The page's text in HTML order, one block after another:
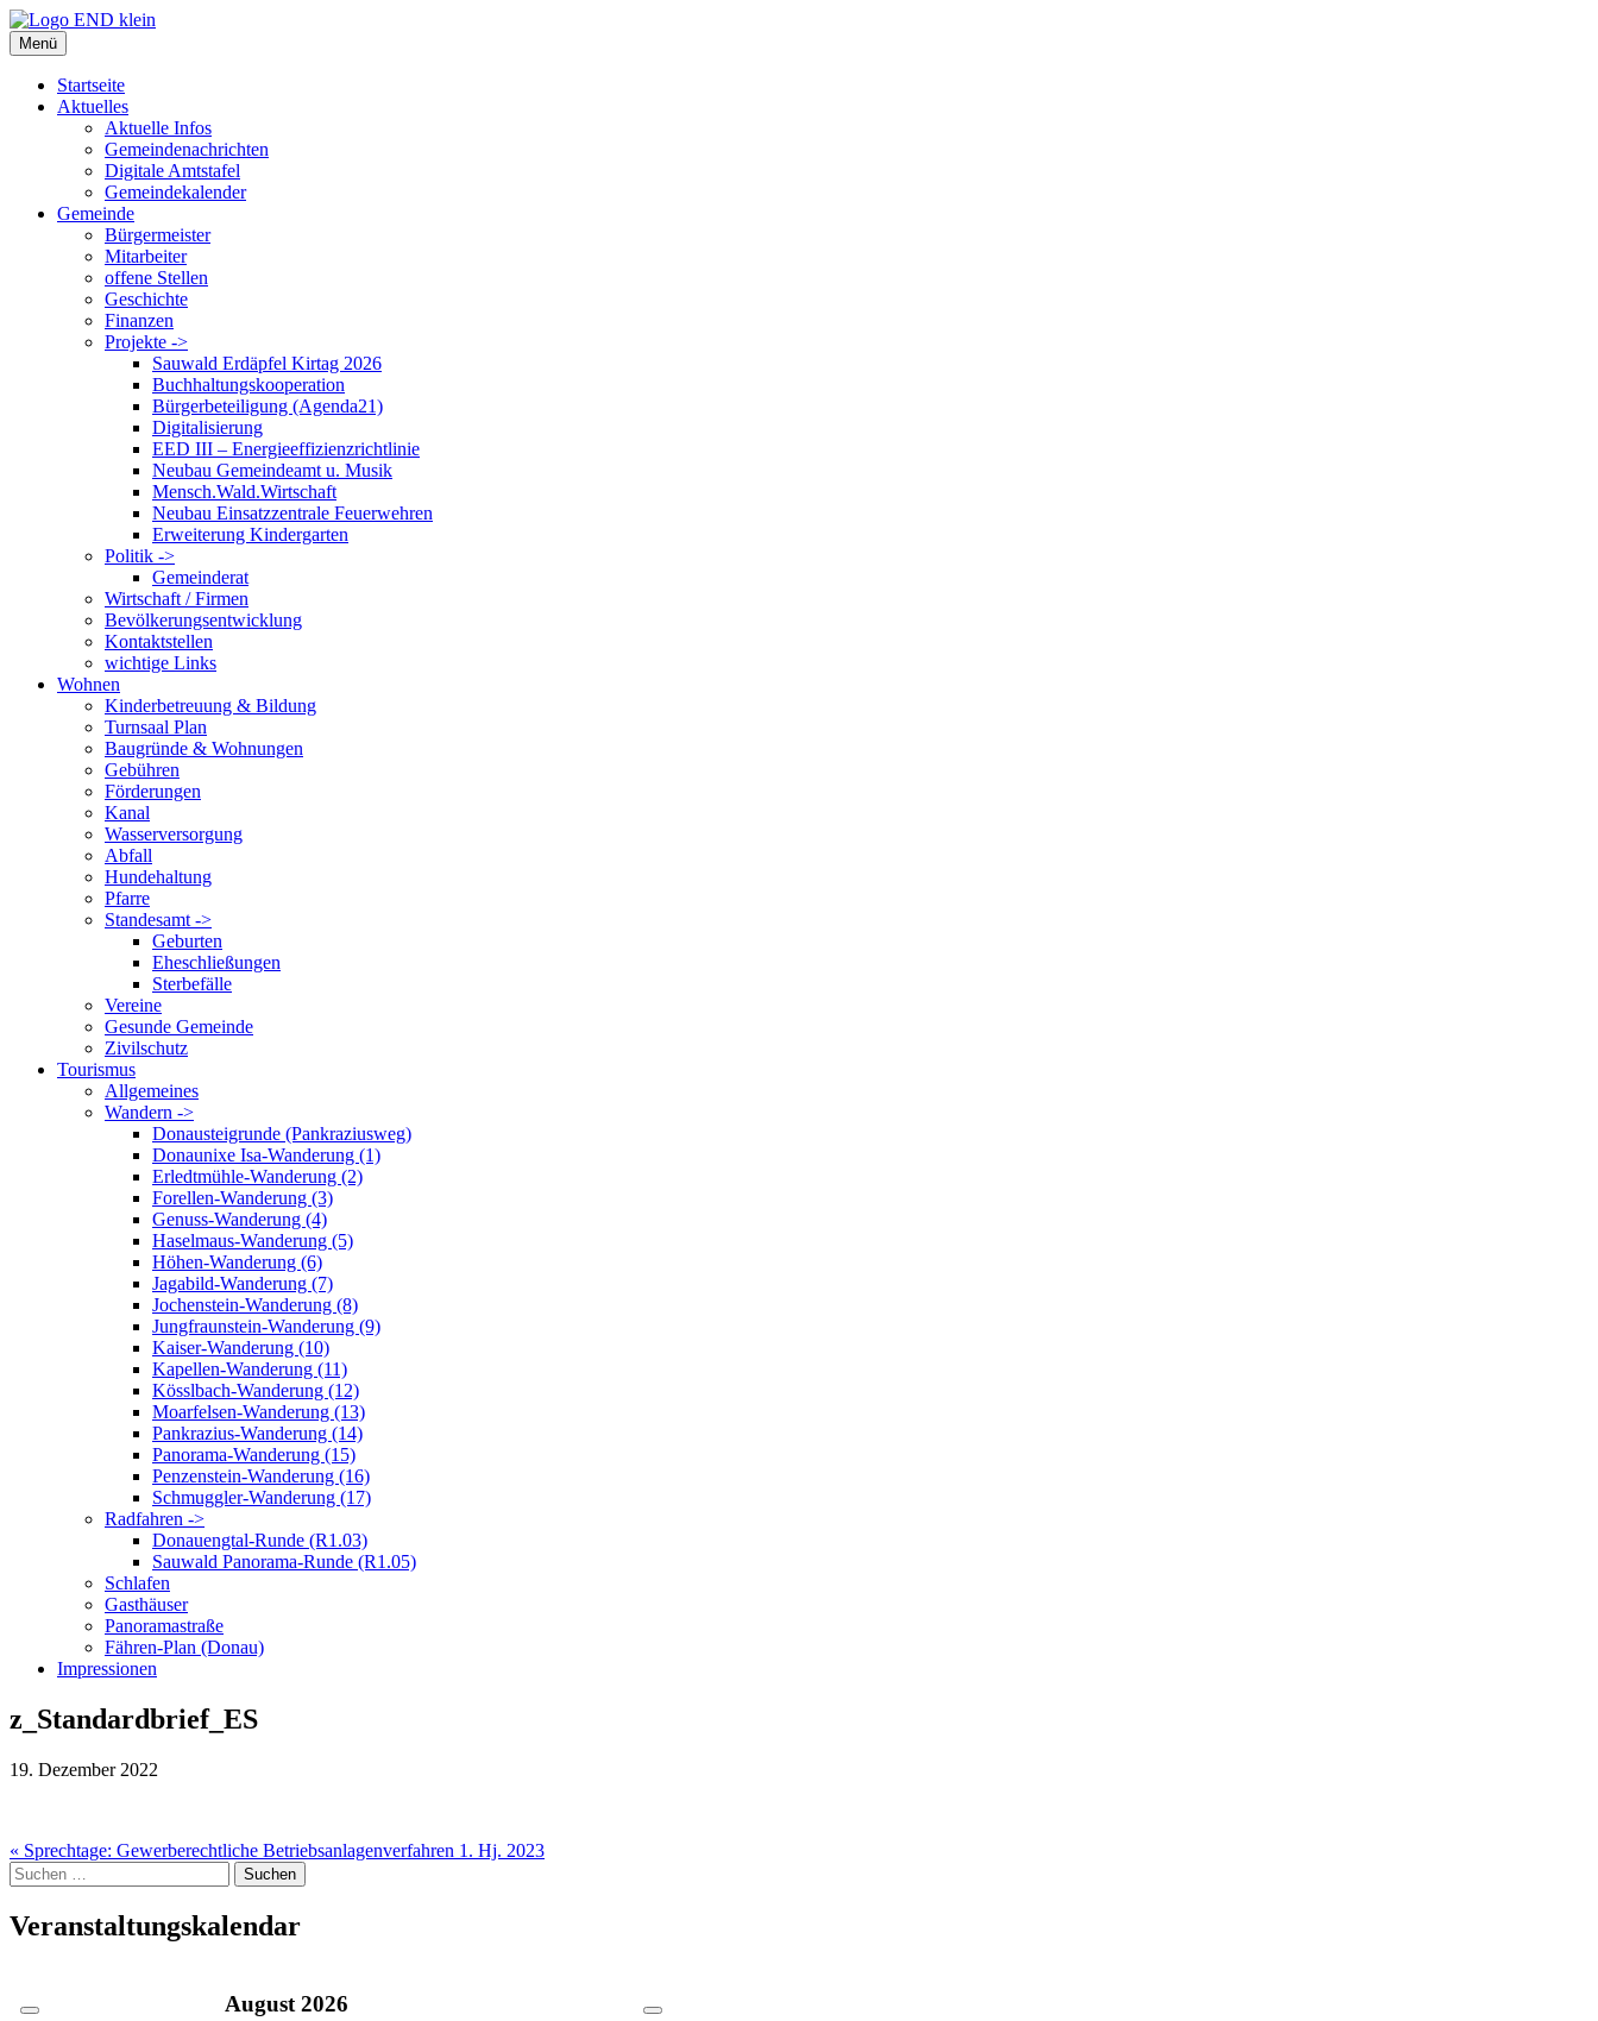
Zum
Inhalt
springen
Menü
Startseite
Aktuelles
Aktuelle Infos
Gemeindenachrichten
Digitale Amtstafel
Gemeindekalender
Gemeinde
Bürgermeister
Mitarbeiter
offene Stellen
Geschichte
Finanzen
Projekte ->
Sauwald Erdäpfel Kirtag 2026
Buchhaltungskooperation
Bürgerbeteiligung (Agenda21)
Digitalisierung
EED III – Energieeffizienzrichtlinie
Neubau Gemeindeamt u. Musik
Mensch.Wald.Wirtschaft
Neubau Einsatzzentrale Feuerwehren
Erweiterung Kindergarten
Politik ->
Gemeinderat
Wirtschaft / Firmen
Bevölkerungsentwicklung
Kontaktstellen
wichtige Links
Wohnen
Kinderbetreuung & Bildung
Turnsaal Plan
Baugründe & Wohnungen
Gebühren
Förderungen
Kanal
Wasserversorgung
Abfall
Hundehaltung
Pfarre
Standesamt ->
Geburten
Eheschließungen
Sterbefälle
Vereine
Gesunde Gemeinde
Zivilschutz
Tourismus
Allgemeines
Wandern ->
Donausteigrunde (Pankraziusweg)
Donaunixe Isa-Wanderung (1)
Erledtmühle-Wanderung (2)
Forellen-Wanderung (3)
Genuss-Wanderung (4)
Haselmaus-Wanderung (5)
Höhen-Wanderung (6)
Jagabild-Wanderung (7)
Jochenstein-Wanderung (8)
Jungfraunstein-Wanderung (9)
Kaiser-Wanderung (10)
Kapellen-Wanderung (11)
Kösslbach-Wanderung (12)
Moarfelsen-Wanderung (13)
Pankrazius-Wanderung (14)
Panorama-Wanderung (15)
Penzenstein-Wanderung (16)
Schmuggler-Wanderung (17)
Radfahren ->
Donauengtal-Runde (R1.03)
Sauwald Panorama-Runde (R1.05)
Schlafen
Gasthäuser
Panoramastraße
Fähren-Plan (Donau)
Impressionen
z_Standardbrief_ES
19. Dezember 2022
Beitragsnavigation
« Sprechtage: Gewerberechtliche Betriebsanlagenverfahren 1. Hj. 2023
Suche
nach:
Veranstaltungskalendar
August 2026